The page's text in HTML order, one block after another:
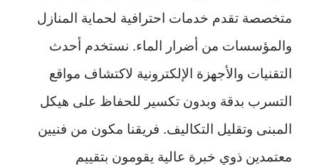
متخصصة تقدم خدمات احترافية لحماية المنازل
والمؤسسات من أضرار الماء. نستخدم أحدث
التقنيات والأجهزة الإلكترونية لاكتشاف مواقع
التسرب بدقة وبدون تكسير للحفاظ على هيكل
المبنى وتقليل التكاليف. فريقنا مكون من فنيين
معتمدين ذوي خبرة عالية يقومون بتقييم